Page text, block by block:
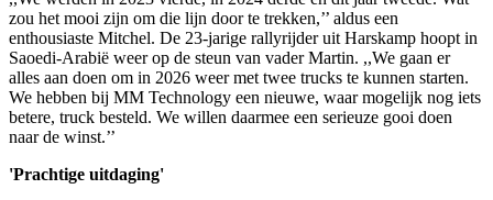
zou het mooi zijn om die lijn door te trekken,’’ aldus een
enthousiaste Mitchel. De 23-jarige rallyrijder uit Harskamp hoopt in
Saoedi-Arabië weer op de steun van vader Martin. ,,We gaan er
alles aan doen om in 2026 weer met twee trucks te kunnen starten.
We hebben bij MM Technology een nieuwe, waar mogelijk nog iets
betere, truck besteld. We willen daarmee een serieuze gooi doen
naar de winst.’’
'Prachtige uitdaging'